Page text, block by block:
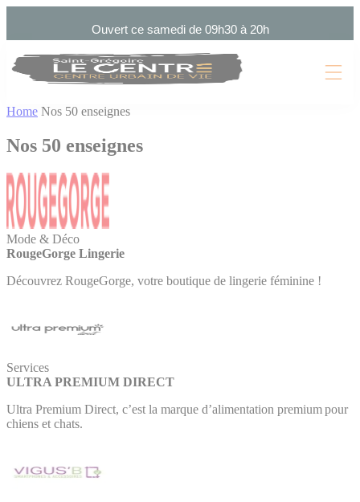
Cookies management panel
Ouvert ce samedi de 09h30 à 20h
Home Nos 50 enseignes
Nos 50 enseignes
Mode & Déco
RougeGorge Lingerie
Découvrez RougeGorge, votre boutique de lingerie féminine !
Services
ULTRA PREMIUM DIRECT
Ultra Premium Direct, c’est la marque d’alimentation premium pour
chiens et chats.